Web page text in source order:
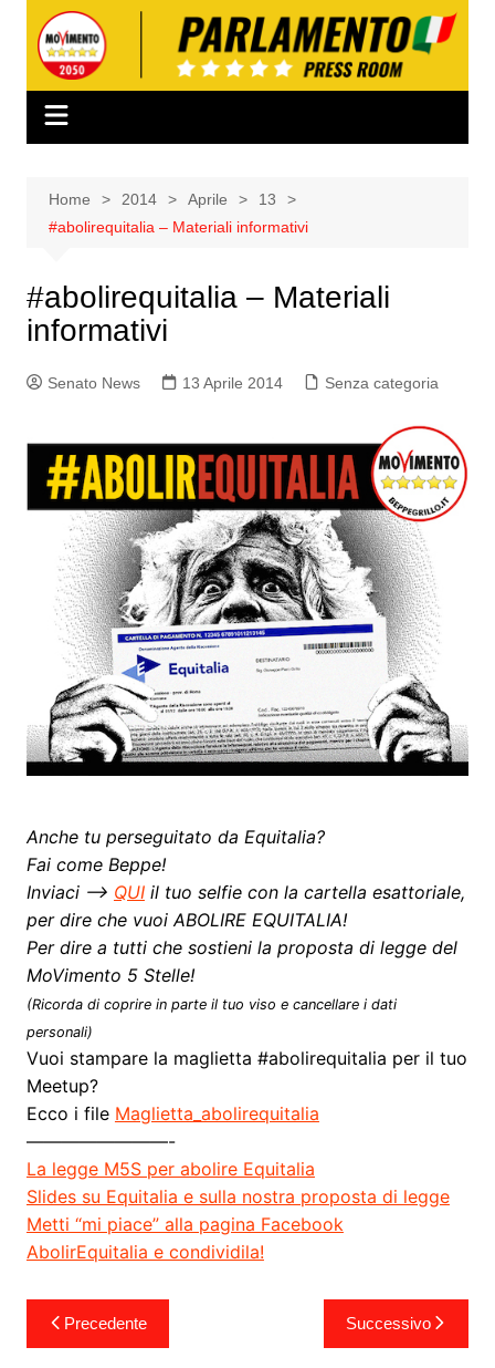
contenuto
Home 2014 Aprile
13
#abolirequitalia – Materiali informativi
#abolirequitalia – Materiali
informativi
Senato News 13 Aprile 2014 Senza categoria
Anche tu perseguitato da Equitalia?
Fai come Beppe!
Inviaci —> QUIil tuo selfie con la cartella esattoriale,
per dire che vuoi ABOLIRE EQUITALIA!
Per dire a tutti che sostieni la proposta di legge del
MoVimento 5 Stelle!
(Ricorda di coprire in parte il tuo viso e cancellare i dati
personali)
Vuoi stampare la maglietta #abolirequitalia per il tuo
Meetup?
Ecco i file Maglietta_abolirequitalia
————————-
La legge M5S per abolire Equitalia
Slides su Equitalia e sulla nostra proposta di legge
Metti “mi piace” alla pagina Facebook
AbolirEquitalia e condividila!
Navigazione
articoli
Precedente Successivo